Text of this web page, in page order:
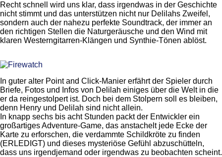
Recht schnell wird uns klar, dass irgendwas in der Geschichte
nicht stimmt und das unterstützen nicht nur Delilahs Zweifel,
sondern auch der nahezu perfekte Soundtrack, der immer an
den richtigen Stellen die Naturgeräusche und den Wind mit
klaren Westerngitarren-Klängen und Synthie-Tönen ablöst.
In guter alter Point and Click-Manier erfährt der Spieler durch
Briefe, Fotos und Infos von Delilah einiges über die Welt in die
er da reingestolpert ist. Doch bei dem Stolpern soll es bleiben,
denn Henry und Delilah sind nicht allein.
In knapp sechs bis acht Stunden packt der Entwickler ein
großartiges Adventure-Game, das anstachelt jede Ecke der
Karte zu erforschen, die verdammte Schildkröte zu finden
(ERLEDIGT) und dieses mysteriöse Gefühl abzuschütteln,
dass uns irgendjemand oder irgendwas zu beobachten scheint.